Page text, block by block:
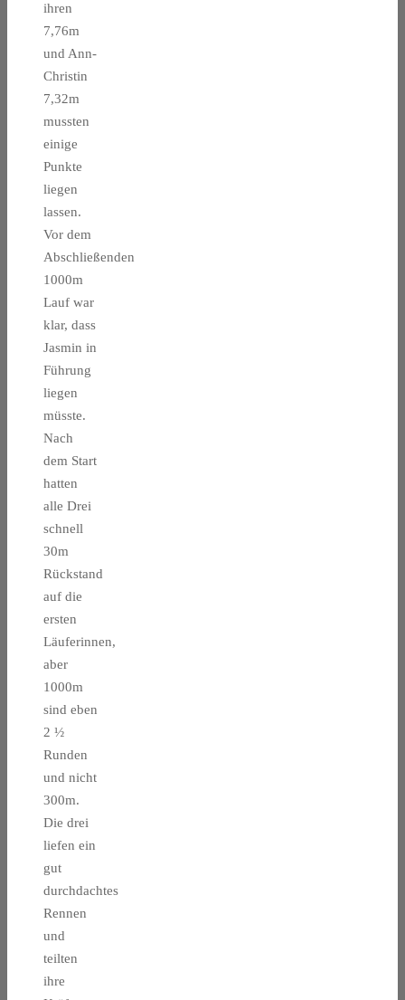
ihren
7,76m
und Ann-
Christin
7,32m
mussten
einige
Punkte
liegen
lassen.
Vor dem
Abschließenden
1000m
Lauf war
klar, dass
Jasmin in
Führung
liegen
müsste.
Nach
dem Start
hatten
alle Drei
schnell
30m
Rückstand
auf die
ersten
Läuferinnen,
aber
1000m
sind eben
2 ½
Runden
und nicht
300m.
Die drei
liefen ein
gut
durchdachtes
Rennen
und
teilten
ihre